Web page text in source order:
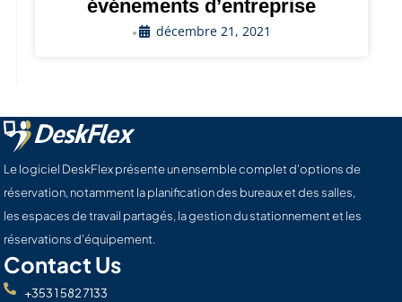
événements d’entreprise
• décembre 21, 2021
Le logiciel DeskFlex présente un ensemble complet d'options de
réservation, notamment la planification des bureaux et des salles,
les espaces de travail partagés, la gestion du stationnement et les
réservations d'équipement.
Contact Us
+353 1 582 7133